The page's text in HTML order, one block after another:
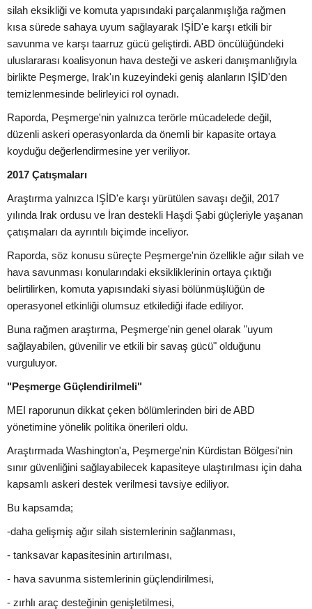
silah eksikliği ve komuta yapısındaki parçalanmışlığa rağmen
kısa sürede sahaya uyum sağlayarak IŞİD'e karşı etkili bir
savunma ve karşı taarruz gücü geliştirdi. ABD öncülüğündeki
uluslararası koalisyonun hava desteği ve askeri danışmanlığıyla
birlikte Peşmerge, Irak'ın kuzeyindeki geniş alanların IŞİD'den
temizlenmesinde belirleyici rol oynadı.
Raporda, Peşmerge'nin yalnızca terörle mücadelede değil,
düzenli askeri operasyonlarda da önemli bir kapasite ortaya
koyduğu değerlendirmesine yer veriliyor.
2017 Çatışmaları
Araştırma yalnızca IŞİD'e karşı yürütülen savaşı değil, 2017
yılında Irak ordusu ve İran destekli Haşdi Şabi güçleriyle yaşanan
çatışmaları da ayrıntılı biçimde inceliyor.
Raporda, söz konusu süreçte Peşmerge'nin özellikle ağır silah ve
hava savunması konularındaki eksikliklerinin ortaya çıktığı
belirtilirken, komuta yapısındaki siyasi bölünmüşlüğün de
operasyonel etkinliği olumsuz etkilediği ifade ediliyor.
Buna rağmen araştırma, Peşmerge'nin genel olarak "uyum
sağlayabilen, güvenilir ve etkili bir savaş gücü" olduğunu
vurguluyor.
"Peşmerge Güçlendirilmeli"
MEI raporunun dikkat çeken bölümlerinden biri de ABD
yönetimine yönelik politika önerileri oldu.
Araştırmada Washington'a, Peşmerge'nin Kürdistan Bölgesi'nin
sınır güvenliğini sağlayabilecek kapasiteye ulaştırılması için daha
kapsamlı askeri destek verilmesi tavsiye ediliyor.
Bu kapsamda;
-daha gelişmiş ağır silah sistemlerinin sağlanması,
- tanksavar kapasitesinin artırılması,
- hava savunma sistemlerinin güçlendirilmesi,
- zırhlı araç desteğinin genişletilmesi,